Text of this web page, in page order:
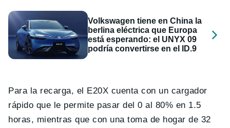
Volkswagen tiene en China la
berlina eléctrica que Europa
está esperando: el UNYX 09
podría convertirse en el ID.9
Para la recarga, el E20X cuenta con un cargador
rápido que le permite pasar del 0 al 80% en 1.5
horas, mientras que con una toma de hogar de 32